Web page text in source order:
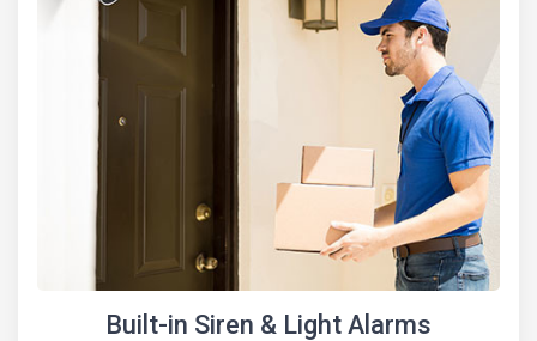
Built-in Siren & Light Alarms